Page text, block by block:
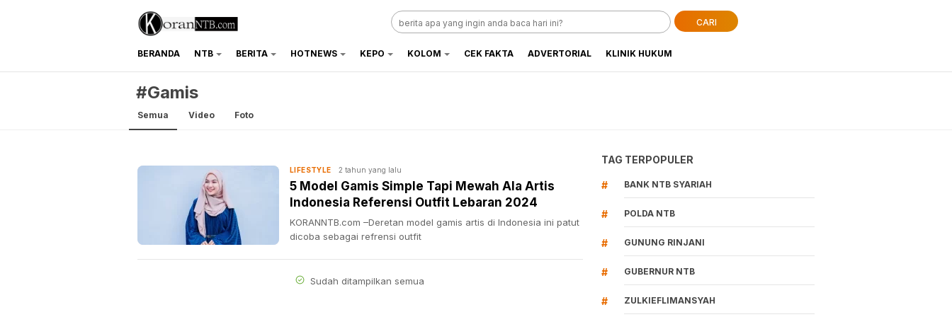
koranntb.com
CARI
BERANDA NTB BERITA HOTNEWS KEPO KOLOM CEK FAKTA ADVERTORIAL KLINIK HUKUM
#Gamis
Semua Video Foto
LIFESTYLE 2 tahun yang lalu
5 Model Gamis Simple Tapi Mewah Ala Artis
Indonesia Referensi Outfit Lebaran 2024
KORANNTB.com –Deretan model gamis artis di Indonesia ini patut
dicoba sebagai refrensi outfit
Sudah ditampilkan semua
TAG TERPOPULER
# BANK NTB SYARIAH
# POLDA NTB
# GUNUNG RINJANI
# GUBERNUR NTB
# ZULKIEFLIMANSYAH